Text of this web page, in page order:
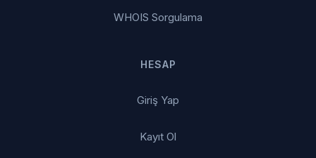
WHOIS Sorgulama
HESAP
Giriş Yap
Kayıt Ol